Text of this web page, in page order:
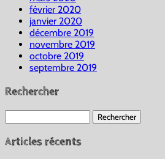
février 2020
janvier 2020
décembre 2019
novembre 2019
octobre 2019
septembre 2019
Rechercher
Articles récents